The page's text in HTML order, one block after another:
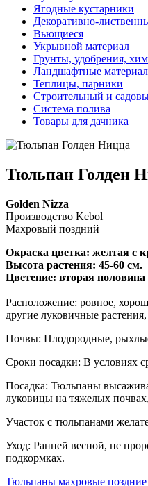
Ягодные кустарники
Декоративно-
Вьющиеся
Укрывной материал
Грунты, удобрения,
Ландшафтные
Теплицы, парники
Строительный и
Система полива
Товары для дачника
Тюльпан Голден
Golden Nizza
Производство Kebol
Махровый поздний
Окраска цветка: желтая с
Высота растения: 45-60 см.
Цветение: вторая
Расположение: ровное,
другие луковичные
Почвы: Плодородные,
Сроки посадки: В условиях
Посадка: Тюльпаны
луковицы на тяжелых
Участок с тюльпанами
Уход: Ранней весной, не
подкормках.
Тюльпаны махровые поздние